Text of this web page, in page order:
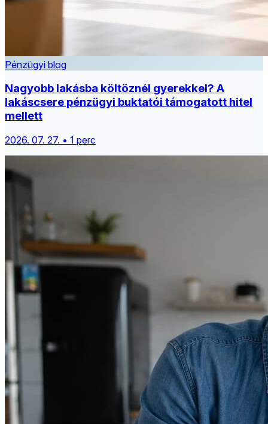
Pénzügyi blog
Nagyobb lakásba költöznél gyerekkel? A
lakáscsere pénzügyi buktatói támogatott hitel
mellett
2026. 07. 27. • 1 perc